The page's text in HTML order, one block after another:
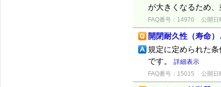
が大きくなるため
FAQ番号：14970 公開日
開閉耐久性（寿命
規定に定められた
です。 詳細表示
FAQ番号：15015 公開日